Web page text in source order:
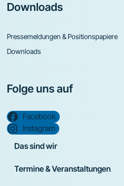
Downloads
Pressemeldungen & Positionspapiere
Downloads
Folge uns auf
Facebook
Instagram
Das sind wir
Termine & Veranstaltungen